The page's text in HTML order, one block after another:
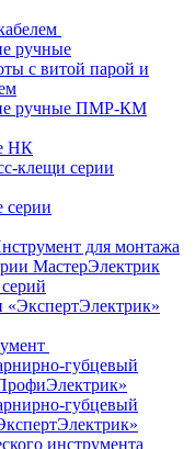
ручные
с витой парой и
ручные ПМР-КМ
НК
клещи серии
для монтажа
МастерЭлектрик
«ЭкспертЭлектрик»
губцевый
губцевый
инструмента